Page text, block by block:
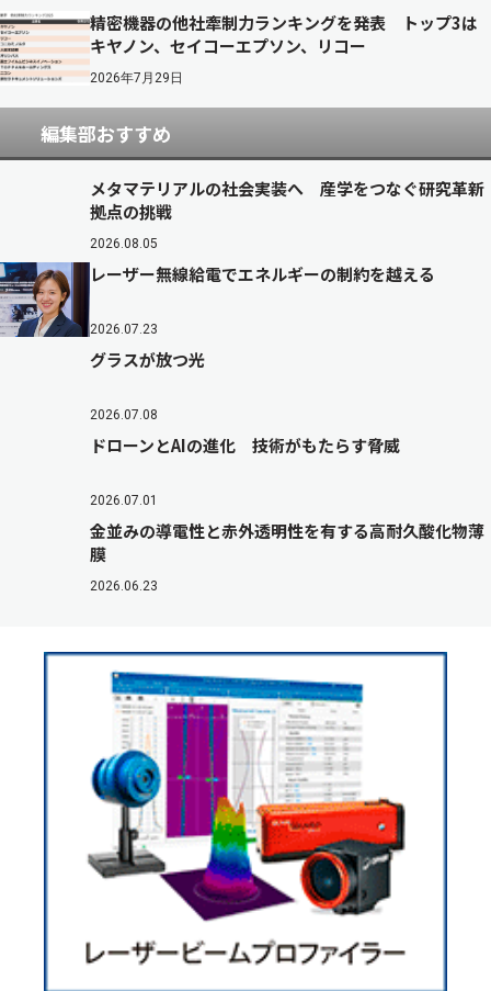
精密機器の他社牽制力ランキングを発表 トップ3は
キヤノン、セイコーエプソン、リコー
2026年7月29日
編集部おすすめ
メタマテリアルの社会実装へ 産学をつなぐ研究革新
拠点の挑戦
2026.08.05
レーザー無線給電でエネルギーの制約を越える
2026.07.23
グラスが放つ光
2026.07.08
ドローンとAIの進化 技術がもたらす脅威
2026.07.01
金並みの導電性と赤外透明性を有する高耐久酸化物薄
膜
2026.06.23